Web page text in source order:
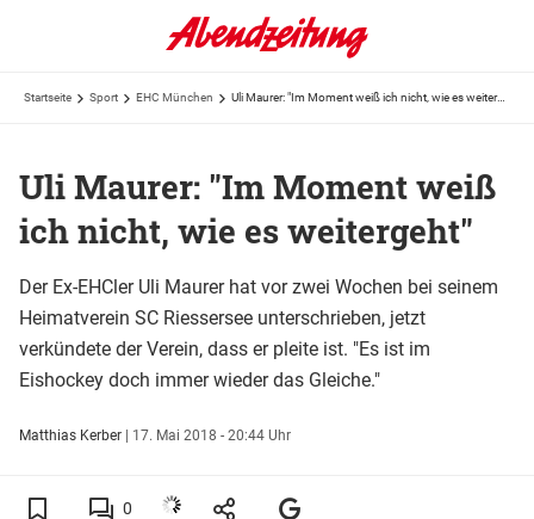
Startseite Sport EHC München Uli Maurer: "Im Moment weiß ich nicht, wie es weitergeht"
Uli Maurer: "Im Moment weiß
ich nicht, wie es weitergeht"
Der Ex-EHCler Uli Maurer hat vor zwei Wochen bei seinem
Heimatverein SC Riessersee unterschrieben, jetzt
verkündete der Verein, dass er pleite ist. "Es ist im
Eishockey doch immer wieder das Gleiche."
Matthias Kerber | 17. Mai 2018 - 20:44 Uhr
0